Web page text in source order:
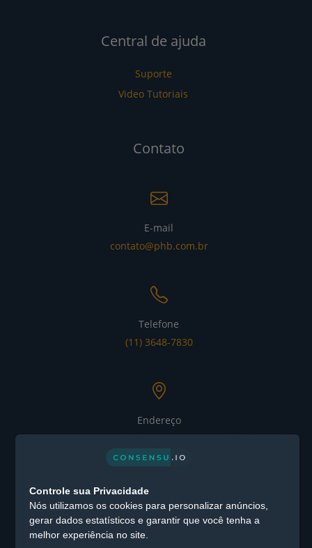
Central de ajuda
Suporte
Video Tutoriais
Contato
E-mail
contato@phb.com.br
Telefone
(11) 3648-7830
Endereço
Alameda Xingu nº 1076 – Alphaville Industrial CEP: 06455-
030 - Barueri / SP
Barueri / SP
Controle sua Privacidade
Nós utilizamos os cookies para personalizar anúncios,
gerar dados estatísticos e garantir que você tenha a
melhor experiência no site.